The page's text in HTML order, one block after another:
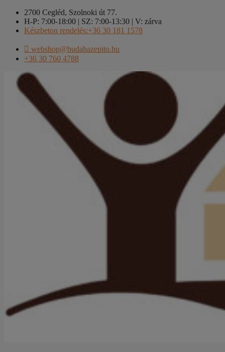
Kilépés
tartalomba
2700 Cegléd, Szolnoki út 77.
H-P: 7:00-18:00 | SZ: 7:00-13:30 | V: zárva
Készbeton rendelés:+36 30 181 1578
webshop@budahazepito.hu
+36 30 760 4788